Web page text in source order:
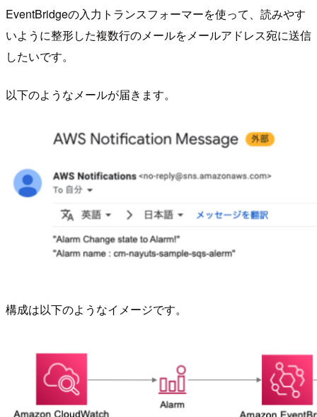
EventBridgeの入力トランスフォーマーを使って、読みやす
いように整形した複数行のメールをメールアドレス宛に送信
したいです。
以下のようなメールが届きます。
構成は以下のようなイメージです。